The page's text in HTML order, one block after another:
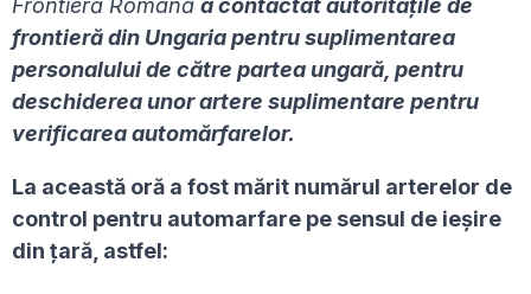
Frontieră Română a contactat autorităţile de
frontieră din Ungaria pentru suplimentarea
personalului de către partea ungară, pentru
deschiderea unor artere suplimentare pentru
verificarea automărfarelor.
La această oră a fost mărit numărul arterelor de
control pentru automarfare pe sensul de ieşire
din ţară, astfel: